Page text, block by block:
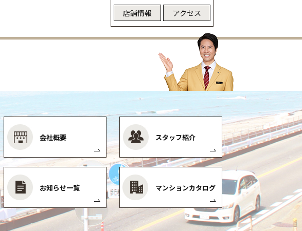
店舗情報 アクセス
会社概要 スタッフ紹介
お知らせ一覧 マンションカタログ